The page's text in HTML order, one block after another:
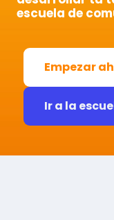
escuela de
Empezar
Ir a la